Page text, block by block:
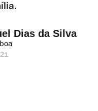
Dias da Silva